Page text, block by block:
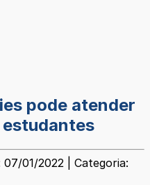
pode atender
estudantes
01/2022 | Categoria: